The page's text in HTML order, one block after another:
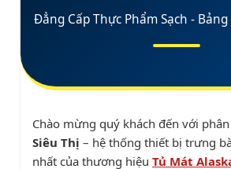
Đẳng Cấp Thực Phẩm Sạch -
Chào mừng quý khách đến với
Siêu Thị – hệ thống thiết bị trưng
nhất của thương hiệu Tủ Mát